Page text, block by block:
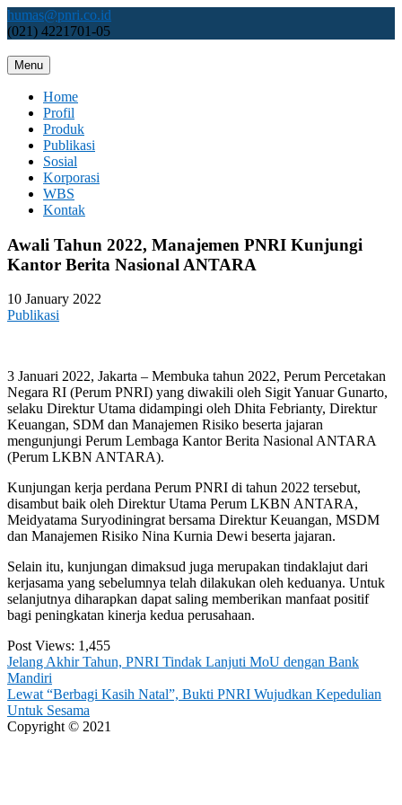
Skip
to
humas@pnri.co.id
(021) 4221701-05
Perum PNRI
Menu
Home
Profil
Produk
Publikasi
Sosial
Korporasi
WBS
Kontak
Awali Tahun 2022, Manajemen PNRI Kunjungi
Kantor Berita Nasional ANTARA
10 January 2022
Publikasi
3 Januari 2022, Jakarta – Membuka tahun 2022, Perum Percetakan
Negara RI (Perum PNRI) yang diwakili oleh Sigit Yanuar Gunarto,
selaku Direktur Utama didampingi oleh Dhita Febrianty, Direktur
Keuangan, SDM dan Manajemen Risiko beserta jajaran
mengunjungi Perum Lembaga Kantor Berita Nasional ANTARA
(Perum LKBN ANTARA).
Kunjungan kerja perdana Perum PNRI di tahun 2022 tersebut,
disambut baik oleh Direktur Utama Perum LKBN ANTARA,
Meidyatama Suryodiningrat bersama Direktur Keuangan, MSDM
dan Manajemen Risiko Nina Kurnia Dewi beserta jajaran.
Selain itu, kunjungan dimaksud juga merupakan tindaklajut dari
kerjasama yang sebelumnya telah dilakukan oleh keduanya. Untuk
selanjutnya diharapkan dapat saling memberikan manfaat positif
bagi peningkatan kinerja kedua perusahaan.
Post Views: 1,455
Post
navigation
Jelang Akhir Tahun, PNRI Tindak Lanjuti MoU dengan Bank
Mandiri
Lewat “Berbagi Kasih Natal”, Bukti PNRI Wujudkan Kepedulian
Untuk Sesama
Copyright © 2021